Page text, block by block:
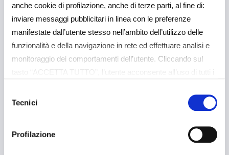
anche cookie di profilazione, anche di terze parti, al fine di:
inviare messaggi pubblicitari in linea con le preferenze
manifestate dall’utente stesso nell’ambito dell’utilizzo delle
funzionalità e della navigazione in rete ed effettuare analisi e
monitoraggio dei comportamenti dell’utente. Cliccando sul
analitici. Il consenso è facoltativo e può essere revocato in
qualsiasi momento. Se l’utente desidera gestire le proprie
preferenze può cliccare sul tasto “Dettagli” (accessibile in
ogni momento, cliccando l’icona del lucchetto disponibile in
delTecnici
Profilazione